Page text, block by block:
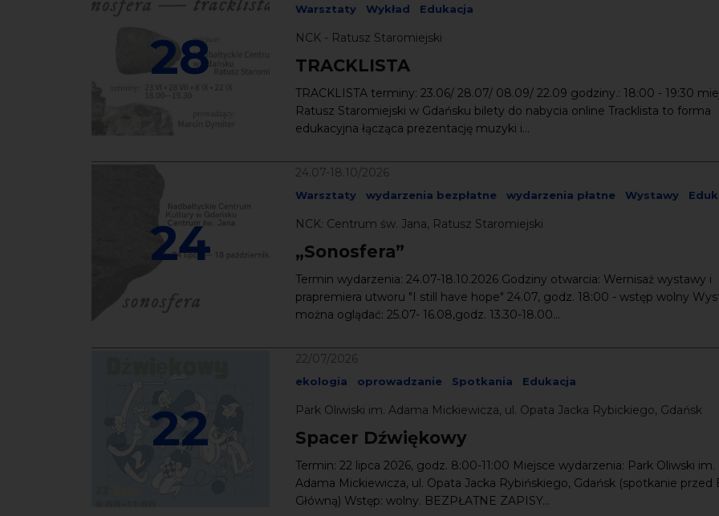
28
Warsztaty Wykład Edukacja
NCK - Ratusz Staromiejski
TRACKLISTA
TRACKLISTA terminy: 23.06/ 28.07/ 08.09/ 22.09 godziny.: 18:00 - 19:30
Ratusz Staromiejski w Gdańsku bilety do nabycia online Tracklista to forma
edukacyjna łącząca prezent­­ację muzyki i...
24
24.07-18.10/2026
Warsztaty wydarzenia bezpłatne wydarzenia płatne Wystawy
NCK: Centrum św. Jana, Ratusz Staromiejski
„Sonosfera”
Termin wydarzenia: 24.07-18.10.2026 Godziny otwarcia: Wernisaż wystawy i
prapremiera utworu "I still have hope" 24.07, godz. 18:00 - wstęp wolny
można oglądać: 25.07- 16.08,godz. 13.30-18.00...
22
22/07/2026
ekologia oprowadzanie Spotkania Edukacja
Park Oliwiski im. Adama Mickiewicza, ul. Opata Jacka Rybickiego, Gdańsk
Spacer Dźwiękowy
Termin: 22 lipca 2026, godz. 8:00-11:00 Miejsce wydarzenia: Park Oliwski im.
Adama Mickiewicza, ul. Opata Jacka Rybińskiego, Gdańsk (spotkanie przed
Główną) Wstęp: wolny. BEZPŁATNE ZAPISY...